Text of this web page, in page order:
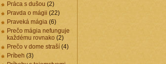
Práca s dušou (2)
Pravda o mágii (22)
Praveká mágia (6)
Prečo mágia nefunguje
každému rovnako (2)
Prečo v dome straší (4)
Príbeh (3)